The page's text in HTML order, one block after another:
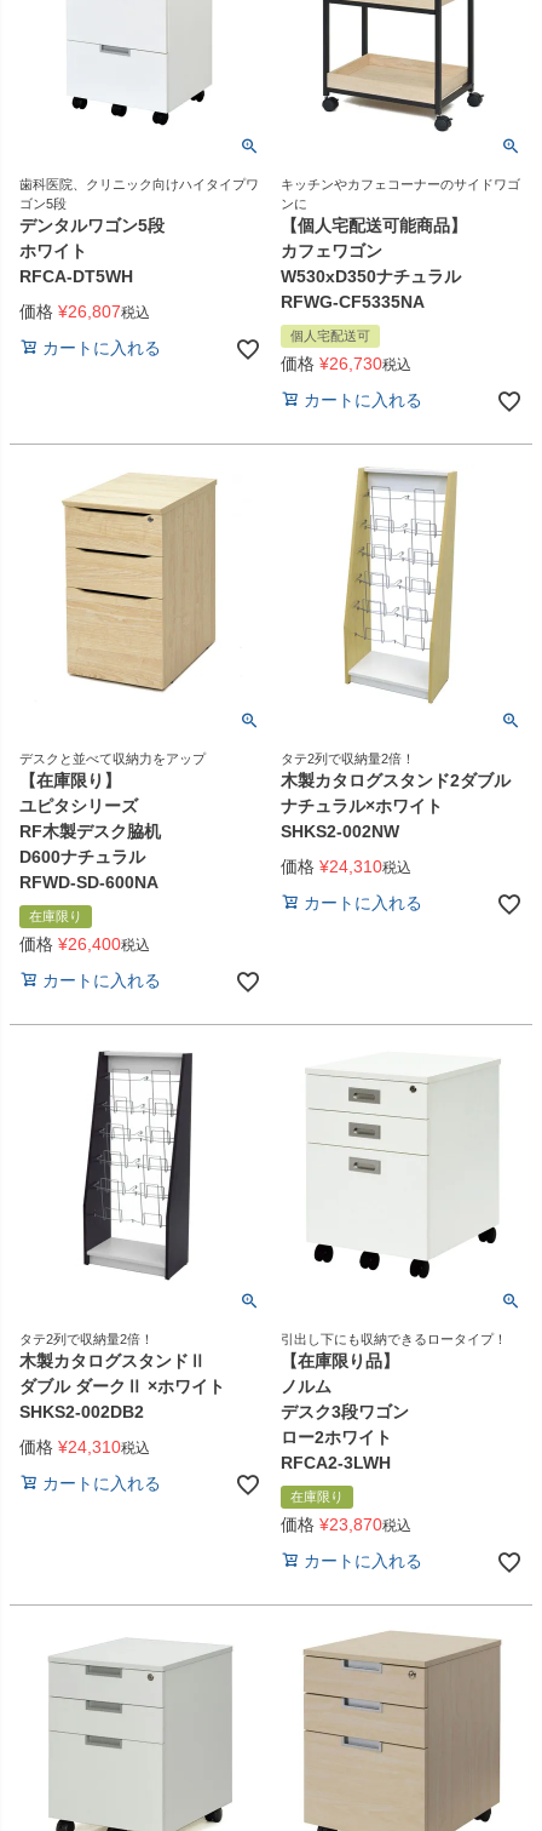
歯科医院、クリニック向けハイタイプワ
ゴン5段
デンタルワゴン5段
ホワイト
RFCA-DT5WH
価格 ¥26,807税込
カートに入れる
キッチンやカフェコーナーのサイドワゴ
ンに
【個人宅配送可能商品】
カフェワゴン
W530xD350ナチュラル
RFWG-CF5335NA
個人宅配送可
価格 ¥26,730税込
カートに入れる
デスクと並べて収納力をアップ
【在庫限り】
ユピタシリーズ
RF木製デスク脇机
D600ナチュラル
RFWD-SD-600NA
在庫限り
価格 ¥26,400税込
カートに入れる
タテ2列で収納量2倍！
木製カタログスタンド2ダブル
ナチュラル×ホワイト
SHKS2-002NW
価格 ¥24,310税込
カートに入れる
タテ2列で収納量2倍！
木製カタログスタンドⅡ
ダブル ダークⅡ ×ホワイト
SHKS2-002DB2
価格 ¥24,310税込
カートに入れる
引出し下にも収納できるロータイプ！
【在庫限り品】
ノルム
デスク3段ワゴン
ロー2ホワイト
RFCA2-3LWH
在庫限り
価格 ¥23,870税込
カートに入れる